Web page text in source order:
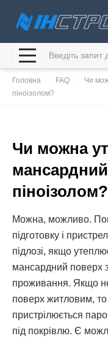
Головна FAQ
Чи
піноізолом?
Чи можна
піноізолом?
Можна, можливо.
підготовку і
підлозі, якщо
мансардний поверх
проживання. Якщо
поверх житловим, то
пристрілюється
під покрівлю. Є